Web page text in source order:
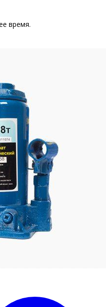
время.